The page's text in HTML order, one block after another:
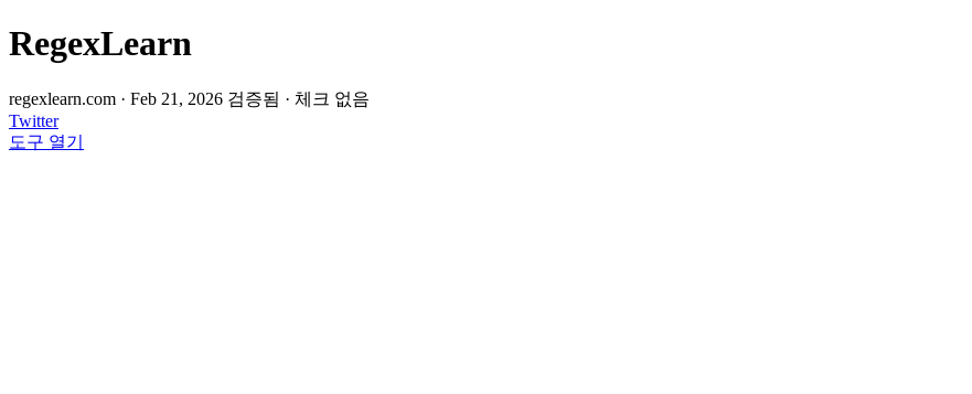
RegexLearn
regexlearn.com · Feb 21, 2026 검증됨 · 체크 없음
Twitter
도구 열기